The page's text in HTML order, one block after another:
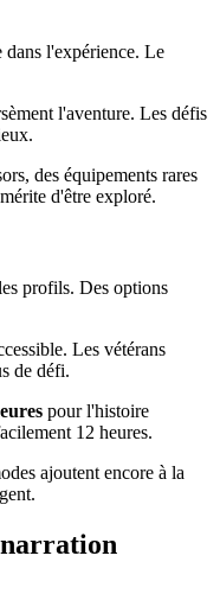
dans l'expérience. Le
l'aventure. Les défis
des équipements rares
d'être exploré.
profils. Des options
Les vétérans
de défi.
pour l'histoire
12 heures.
ajoutent encore à la